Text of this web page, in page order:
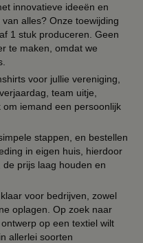
innovatieve ideeën en
alles? Onze toewijding
1 stuk produceren. Geen
te maken, omdat we
voor jullie vereniging,
team uitje,
iemand een persoonlijk
stappen, en bestellen
in eigen huis, hierdoor
prijs laag houden en
voor bedrijven, zowel
oplagen. Op zoek naar
op een textiel wilt
allerlei soorten